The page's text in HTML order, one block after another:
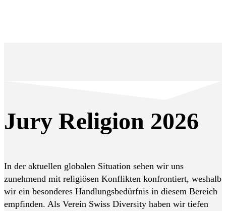
Jury Religion 2026
In der aktuellen globalen Situation sehen wir uns
zunehmend mit religiösen Konflikten konfrontiert, weshalb
wir ein besonderes Handlungsbedürfnis in diesem Bereich
empfinden. Als Verein Swiss Diversity haben wir tiefen